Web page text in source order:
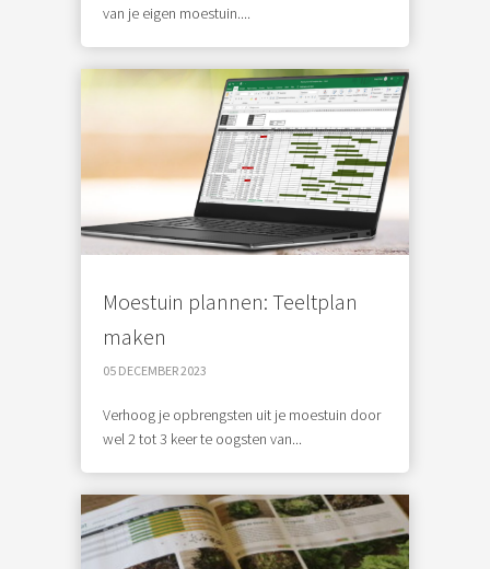
van je eigen moestuin....
Moestuin plannen: Teeltplan
maken
05 DECEMBER 2023
Verhoog je opbrengsten uit je moestuin door
wel 2 tot 3 keer te oogsten van...